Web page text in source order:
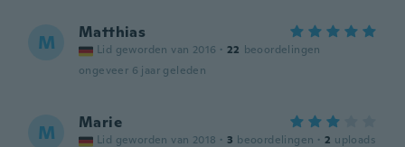
M Matthias
Lid geworden van 2016 · 22 beoordelingen
ongeveer 6 jaar geleden
M Marie
Lid geworden van 2018 · 3 beoordelingen · 2 uploads